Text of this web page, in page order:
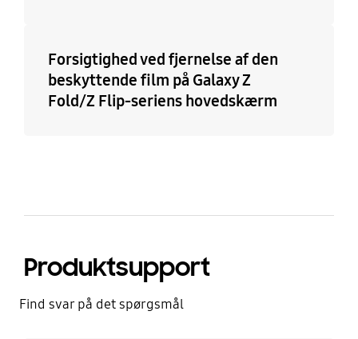
Forsigtighed ved fjernelse af den
beskyttende film på Galaxy Z
Fold/Z Flip-seriens hovedskærm
Produktsupport
Find svar på det spørgsmål